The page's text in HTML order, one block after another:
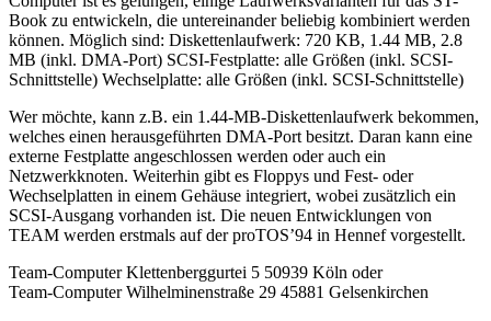
Book zu entwickeln, die untereinander beliebig kombiniert werden
können. Möglich sind: Diskettenlaufwerk: 720 KB, 1.44 MB, 2.8
MB (inkl. DMA-Port) SCSI-Festplatte: alle Größen (inkl. SCSI-
Schnittstelle) Wechselplatte: alle Größen (inkl. SCSI-Schnittstelle)
Wer möchte, kann z.B. ein 1.44-MB-Diskettenlaufwerk bekommen,
welches einen herausgeführten DMA-Port besitzt. Daran kann eine
externe Festplatte angeschlossen werden oder auch ein
Netzwerkknoten. Weiterhin gibt es Floppys und Fest- oder
Wechselplatten in einem Gehäuse integriert, wobei zusätzlich ein
SCSI-Ausgang vorhanden ist. Die neuen Entwicklungen von
TEAM werden erstmals auf der proTOS’94 in Hennef vorgestellt.
Team-Computer Klettenberggurtei 5 50939 Köln oder
Team-Computer Wilhelminenstraße 29 45881 Gelsenkirchen